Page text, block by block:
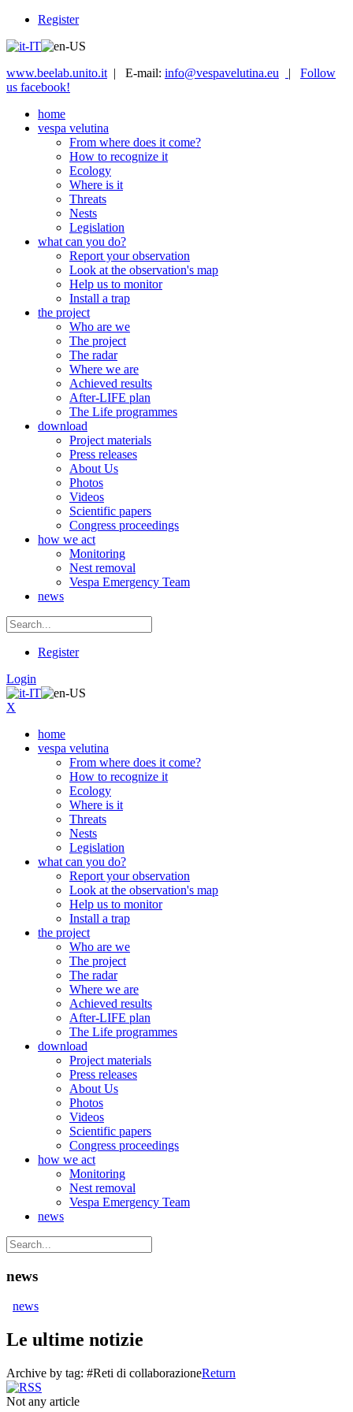
Register
www.beelab.unito.it | E-mail: info@vespavelutina.eu | Follow
us facebook!
home
vespa velutina
From where does it come?
How to recognize it
Ecology
Where is it
Threats
Nests
Legislation
what can you do?
Report your observation
Look at the observation's map
Help us to monitor
Install a trap
the project
Who are we
The project
The radar
Where we are
Achieved results
After-LIFE plan
The Life programmes
download
Project materials
Press releases
About Us
Photos
Videos
Scientific papers
Congress proceedings
how we act
Monitoring
Nest removal
Vespa Emergency Team
news
Register
Login
X
home
vespa velutina
From where does it come?
How to recognize it
Ecology
Where is it
Threats
Nests
Legislation
what can you do?
Report your observation
Look at the observation's map
Help us to monitor
Install a trap
the project
Who are we
The project
The radar
Where we are
Achieved results
After-LIFE plan
The Life programmes
download
Project materials
Press releases
About Us
Photos
Videos
Scientific papers
Congress proceedings
how we act
Monitoring
Nest removal
Vespa Emergency Team
news
news
news
Le ultime notizie
Archive by tag: #Reti di collaborazioneReturn
Not any article